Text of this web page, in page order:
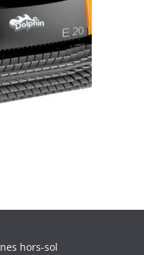
hors-sol